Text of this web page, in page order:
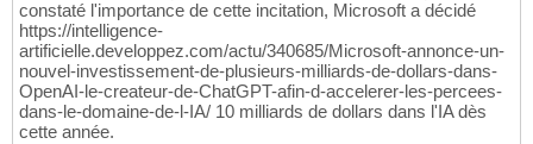
constaté l'importance de cette incitation, Microsoft a décidé
https://intelligence-
artificielle.developpez.com/actu/340685/Microsoft-annonce-un-
nouvel-investissement-de-plusieurs-milliards-de-dollars-dans-
OpenAI-le-createur-de-ChatGPT-afin-d-accelerer-les-percees-
dans-le-domaine-de-l-IA/ 10 milliards de dollars dans l'IA dès
cette année.